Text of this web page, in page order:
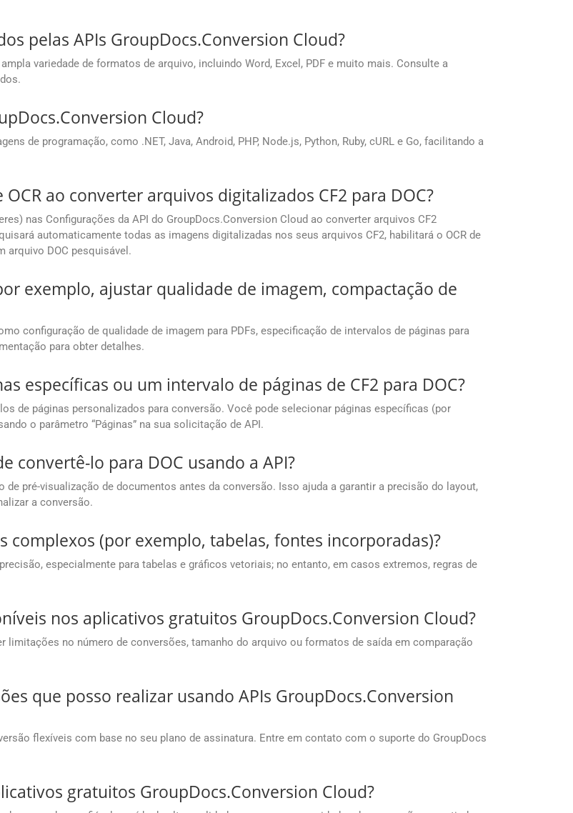
pelas APIs GroupDocs.Conversion Cloud?
variedade de formatos de arquivo, incluindo Word, Excel, PDF e muito mais. Consulte a
Cloud?
de programação, como .NET, Java, Android, PHP, Node.js, Python, Ruby, cURL e Go, facilitando a
ao converter arquivos digitalizados CF2 para DOC?
nas Configurações da API do GroupDocs.Conversion Cloud ao converter arquivos CF2
automaticamente todas as imagens digitalizadas nos seus arquivos CF2, habilitará o OCR de
arquivo DOC pesquisável.
exemplo, ajustar qualidade de imagem, compactação de
configuração de qualidade de imagem para PDFs, especificação de intervalos de páginas para
para obter detalhes.
específicas ou um intervalo de páginas de CF2 para DOC?
de páginas personalizados para conversão. Você pode selecionar páginas específicas (por
o parâmetro “Páginas” na sua solicitação de API.
convertê-lo para DOC usando a API?
pré-visualização de documentos antes da conversão. Isso ajuda a garantir a precisão do layout,
a conversão.
complexos (por exemplo, tabelas, fontes incorporadas)?
especialmente para tabelas e gráficos vetoriais; no entanto, em casos extremos, regras de
nos aplicativos gratuitos GroupDocs.Conversion Cloud?
limitações no número de conversões, tamanho do arquivo ou formatos de saída em comparação
que posso realizar usando APIs GroupDocs.Conversion
flexíveis com base no seu plano de assinatura. Entre em contato com o suporte do GroupDocs
gratuitos GroupDocs.Conversion Cloud?